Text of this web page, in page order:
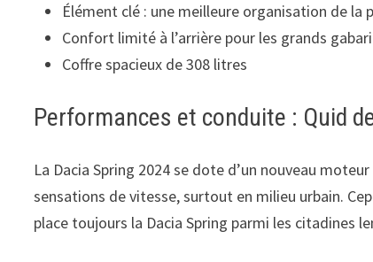
Élément clé : une meilleure organisation de la
Confort limité à l’arrière pour les grands
Coffre spacieux de 308 litres
Performances et conduite : Quid
La Dacia Spring 2024 se dote d’un nouveau
sensations de vitesse, surtout en milieu urbain.
place toujours la Dacia Spring parmi les citadines